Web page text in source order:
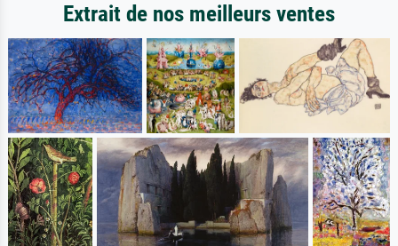
Extrait de nos meilleurs ventes